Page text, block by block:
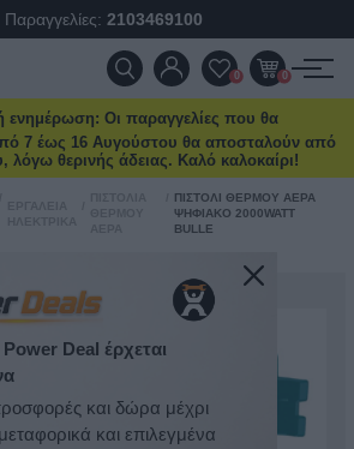
2103469100
0 0
ενημέρωση: Οι παραγγελίες που θα
7 έως 16 Αυγούστου θα αποσταλούν από
λόγω θερινής άδειας. Καλό καλοκαίρι!
ΠΙΣΤΌΛΙ ΘΕΡΜΟΎ ΑΈΡΑ
ΨΗΦΙΑΚΌ 2000WATT
BULLE
Deal έρχεται
και δώρα μέχρι
και επιλεγμένα